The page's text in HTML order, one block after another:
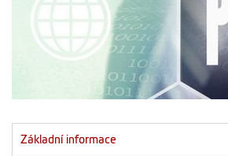
Základní informace